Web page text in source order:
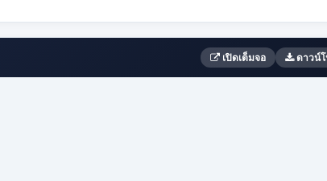
เปิดเต็มจอ ดาวน์